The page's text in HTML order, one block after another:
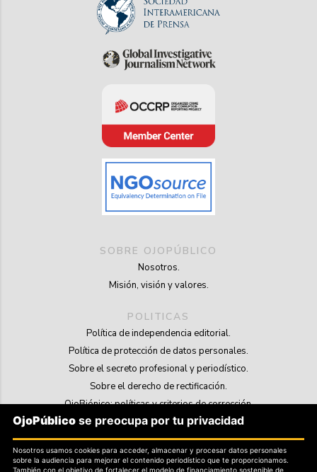
SOBRE OJOPÚBLICO
Nosotros.
Misión, visión y valores.
POLITICAS
Política de independencia editorial.
Política de protección de datos personales.
Sobre el secreto profesional y periodístico.
Sobre el derecho de rectificación.
OjoBiónico: políticas y criterios de corrección.
Sobre libertad de información frente a pedidos de retiro de contenidos.
SOSTENIBILIDAD
OjoPúblico se preocupa por tu privacidad
Nosotros usamos cookies para acceder, almacenar y procesar datos personales
sobre la audiencia para mejorar el contenido periodístico que te proporcionamos.
También con el objetivo de fortalecer el modelo de financiamiento sostenible de